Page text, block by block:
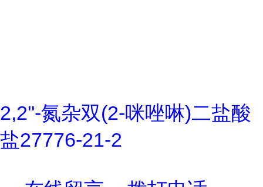
2,2''-氮杂双(2-咪唑啉)二盐酸
盐27776-21-2